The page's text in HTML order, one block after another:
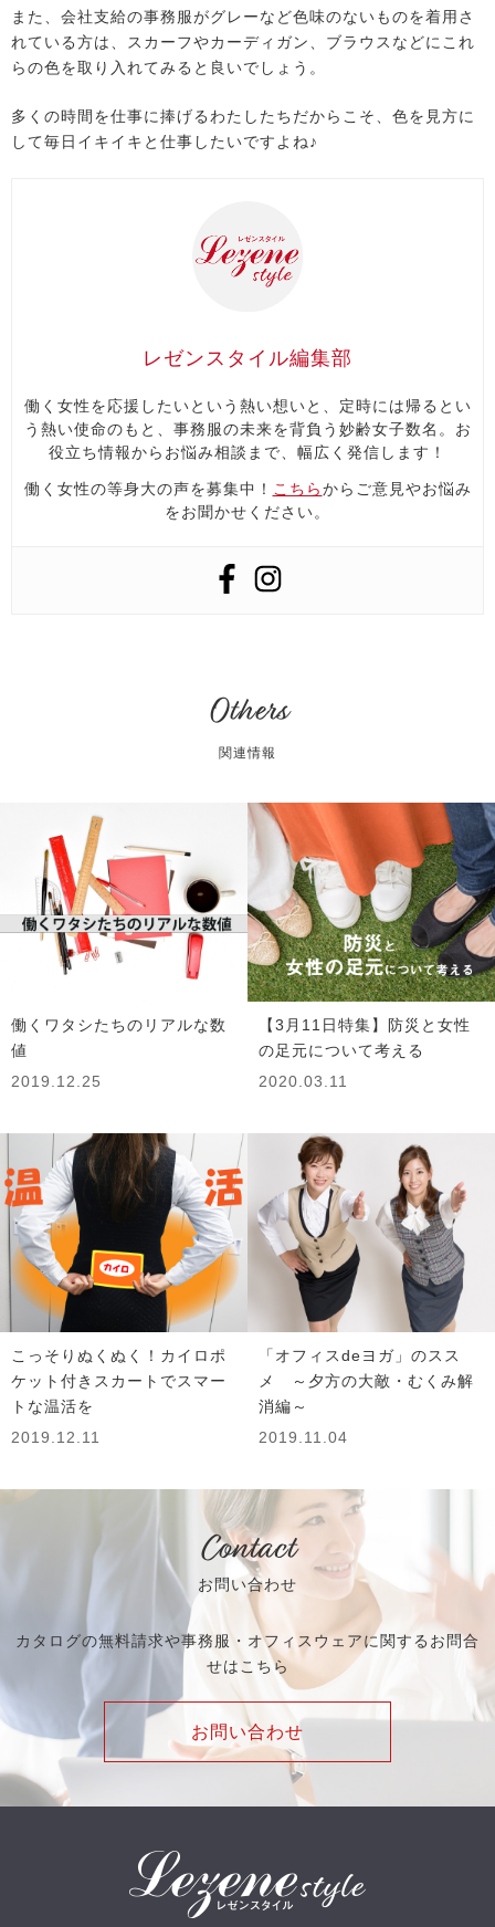
また、会社支給の事務服がグレーなど色味のないものを着用さ
れている方は、スカーフやカーディガン、ブラウスなどにこれ
らの色を取り入れてみると良いでしょう。
多くの時間を仕事に捧げるわたしたちだからこそ、色を見方に
して毎日イキイキと仕事したいですよね♪
レゼンスタイル編集部
働く女性を応援したいという熱い想いと、定時には帰るとい
う熱い使命のもと、事務服の未来を背負う妙齢女子数名。お
役立ち情報からお悩み相談まで、幅広く発信します！
働く女性の等身大の声を募集中！ こちらからご意見やお悩み
をお聞かせください。
Others
関連情報
働くワタシたちのリアルな数
値
2019.12.25
【3月11日特集】防災と女性
の足元について考える
2020.03.11
こっそりぬくぬく！カイロポ
ケット付きスカートでスマー
トな温活を
2019.12.11
「オフィスdeヨガ」のスス
メ ～夕方の大敵・むくみ解
消編～
2019.11.04
Contact
お問い合わせ
カタログの無料請求や事務服・オフィスウェアに関するお問合
せはこちら
お問い合わせ